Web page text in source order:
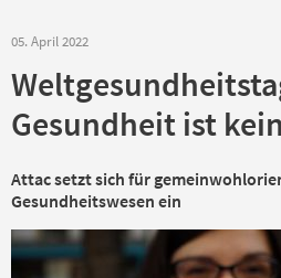
05. April 2022
Gesundheit ist
Attac setzt sich für
Gesundheitswesen ein